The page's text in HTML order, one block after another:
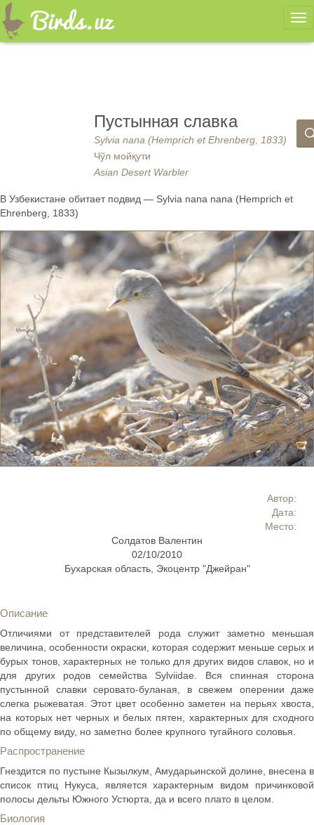
Пустынная славка
Sylvia nana (Hemprich et Ehrenberg, 1833)
Чўл мойқути
Asian Desert Warbler
В Узбекистане обитает подвид — Sylvia nana nana (Hemprich et
Ehrenberg, 1833)
Автор:
Дата:
Место:
Солдатов Валентин
02/10/2010
Бухарская область, Экоцентр "Джейран"
Описание
Отличиями от представителей рода служит заметно меньшая
величина, особенности окраски, которая содержит меньше серых и
бурых тонов, характерных не только для других видов славок, но и
для других родов семейства Sylviidae. Вся спинная сторона
пустынной славки серовато-буланая, в свежем оперении даже
слегка рыжеватая. Этот цвет особенно заметен на перьях хвоста,
на которых нет черных и белых пятен, характерных для сходного
по общему виду, но заметно более крупного тугайного соловья.
Распространение
Гнездится по пустыне Кызылкум, Амударьинской долине, внесена в
список птиц Нукуса, является характерным видом причинковой
полосы дельты Южного Устюрта, да и всего плато в целом.
Биология